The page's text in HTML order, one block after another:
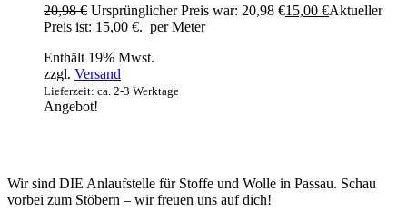
20,98€ Ursprünglicher Preis war: 20,98 €15,00 €Aktueller
Preis ist: 15,00 €. per Meter
Enthält 19% Mwst.
zzgl. Versand
Lieferzeit: ca. 2-3 Werktage
Angebot!
Wir sind DIE Anlaufstelle für Stoffe und Wolle in Passau. Schau
vorbei zum Stöbern – wir freuen uns auf dich!